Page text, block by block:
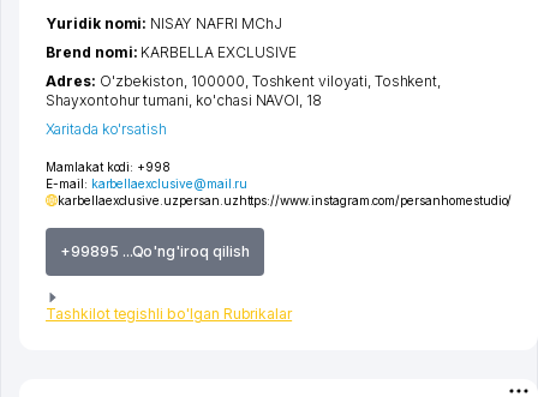
Mamlakat kodi: +998
E-mail: karbellaexclusive@mail.ru
karbellaexclusive.uzpersan.uzhttps://www.instagram.com/persanhomestudio/
+99895 ...Qo'ng'iroq qilish
Tashkilot tegishli bo'lgan Rubrikalar
Yuridik nomi: NISAY NAFRI MChJ
Brend nomi: KARBELLA EXCLUSIVE
Adres: O'zbekiston, 100000, Toshkent viloyati Toshkent
Shayxontohur tumani ko'chasi NAVOI , 18
Xaritada ko'rsatish